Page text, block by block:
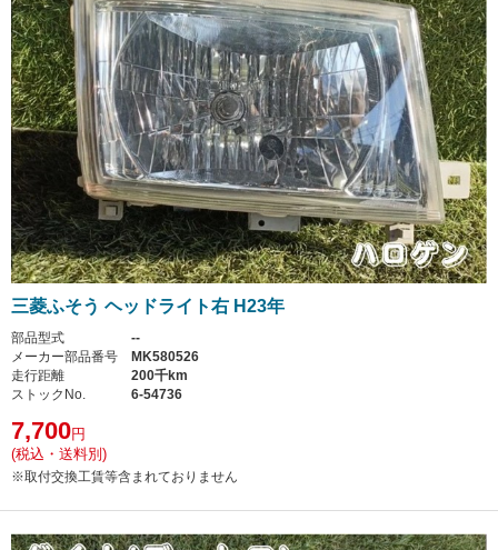
三菱ふそう ヘッドライト右 H23年
部品型式
--
メーカー部品番号
MK580526
走行距離
200千km
ストックNo.
6-54736
7,700円
(税込・送料別)
※取付交換工賃等含まれておりません